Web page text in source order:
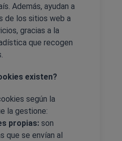
Además, ayudan a
de los sitios web a
gracias a la
que recogen
existen?
según la
la gestione:
propias: son
que se envían al